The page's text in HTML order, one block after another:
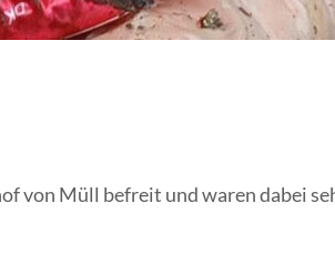
von Müll befreit und waren dabei